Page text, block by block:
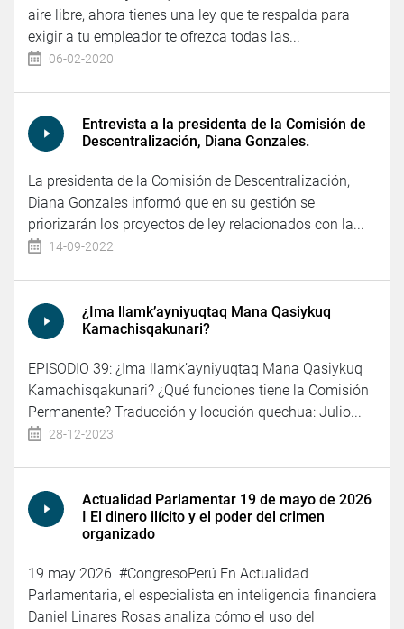
aire libre, ahora tienes una ley que te respalda para
exigir a tu empleador te ofrezca todas las...
06-02-2020
Entrevista a la presidenta de la Comisión de
Descentralización, Diana Gonzales.
La presidenta de la Comisión de Descentralización,
Diana Gonzales informó que en su gestión se
priorizarán los proyectos de ley relacionados con la...
14-09-2022
¿Ima llamk’ayniyuqtaq Mana Qasiykuq
Kamachisqakunari?
EPISODIO 39: ¿Ima llamk’ayniyuqtaq Mana Qasiykuq
Kamachisqakunari? ¿Qué funciones tiene la Comisión
Permanente? Traducción y locución quechua: Julio...
28-12-2023
Actualidad Parlamentar 19 de mayo de 2026
I El dinero ilícito y el poder del crimen
organizado
19 may 2026 #CongresoPerú En Actualidad
Parlamentaria, el especialista en inteligencia financiera
Daniel Linares Rosas analiza cómo el uso del